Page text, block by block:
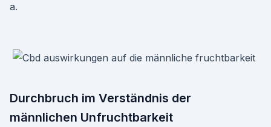
a.
Durchbruch im Verständnis der
männlichen Unfruchtbarkeit